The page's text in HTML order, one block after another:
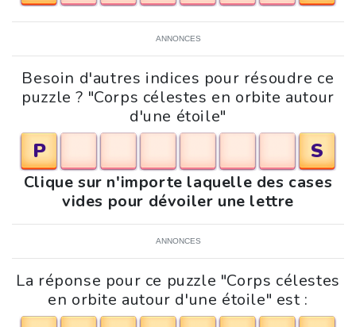
ANNONCES
Besoin d'autres indices pour résoudre ce
puzzle ? "Corps célestes en orbite autour
d'une étoile"
P S
Clique sur n'importe laquelle des cases
vides pour dévoiler une lettre
ANNONCES
La réponse pour ce puzzle "Corps célestes
en orbite autour d'une étoile" est :